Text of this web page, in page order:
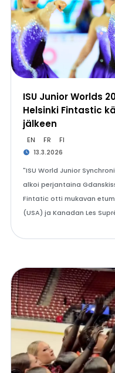
ISU Junior Worlds
Helsinki Fintastic
jälkeen
EN FR FI
13.3.2026
"ISU World Junior
alkoi perjantaina
Fintatic otti mukavan
(USA) ja Kanadan Les